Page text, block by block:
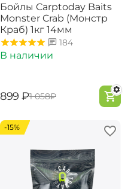
Бойлы Carptoday Baits
Monster Crab (Монстр
Краб) 1кг 14мм
184
В наличии
‍899‍ ₽‍1 058‍₽
-15%